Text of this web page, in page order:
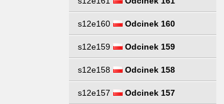
s12e160 Odcinek 160
s12e159 Odcinek 159
s12e158 Odcinek 158
s12e157 Odcinek 157